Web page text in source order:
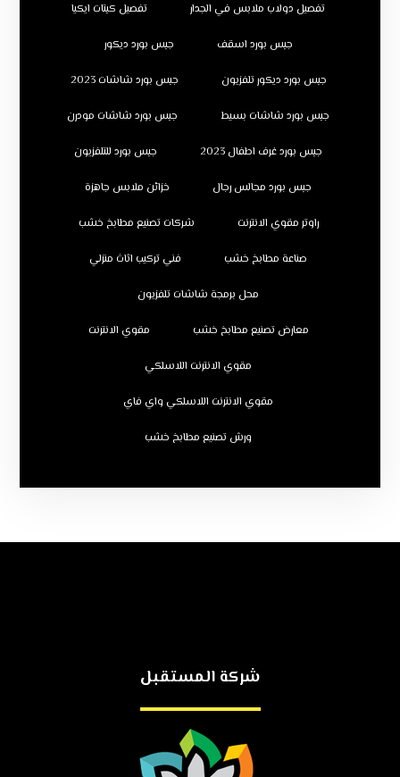
تفصيل دولاب ملابس في الجدار تفصيل كبتات ايكيا
جبس بورد اسقف جبس بورد ديكور
جبس بورد ديكور تلفزيون جبس بورد شاشات 2023
جبس بورد شاشات بسيط جبس بورد شاشات مودرن
جبس بورد غرف اطفال 2023 جبس بورد للتلفزيون
جبس بورد مجالس رجال خزائن ملابس جاهزة
راوتر مقوي الانترنت شركات تصنيع مطابخ خشب
صناعة مطابخ خشب فني تركيب اثاث منزلي
محل برمجة شاشات تلفزيون
معارض تصنيع مطابخ خشب مقوي الانترنت
مقوي الانترنت اللاسلكي
مقوي الانترنت اللاسلكي واي فاي
ورش تصنيع مطابخ خشب
شركة المستقبل